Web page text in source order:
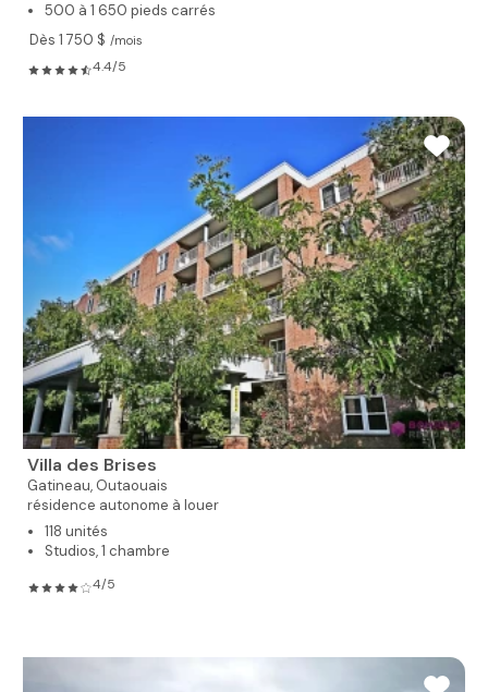
500 à 1 650 pieds carrés
Dès 1 750 $ /mois
4.4/5
Villa des Brises
Gatineau, Outaouais
résidence autonome à louer
118 unités
Studios, 1 chambre
4/5